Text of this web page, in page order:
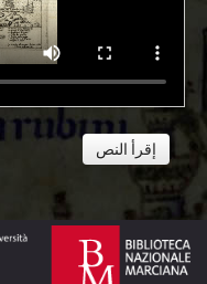
إقرأ النص
شكّل سقوط القسطنطينية
1453 نهاية
تغيير المشهد السياسي